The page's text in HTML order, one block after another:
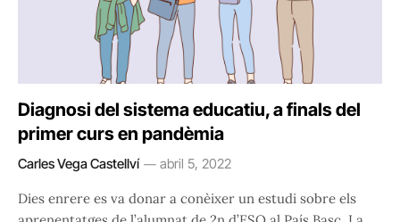
Diagnosi del sistema educatiu, a finals del
primer curs en pandèmia
Carles Vega Castellví abril 5, 2022
Dies enrere es va donar a conèixer un estudi sobre els